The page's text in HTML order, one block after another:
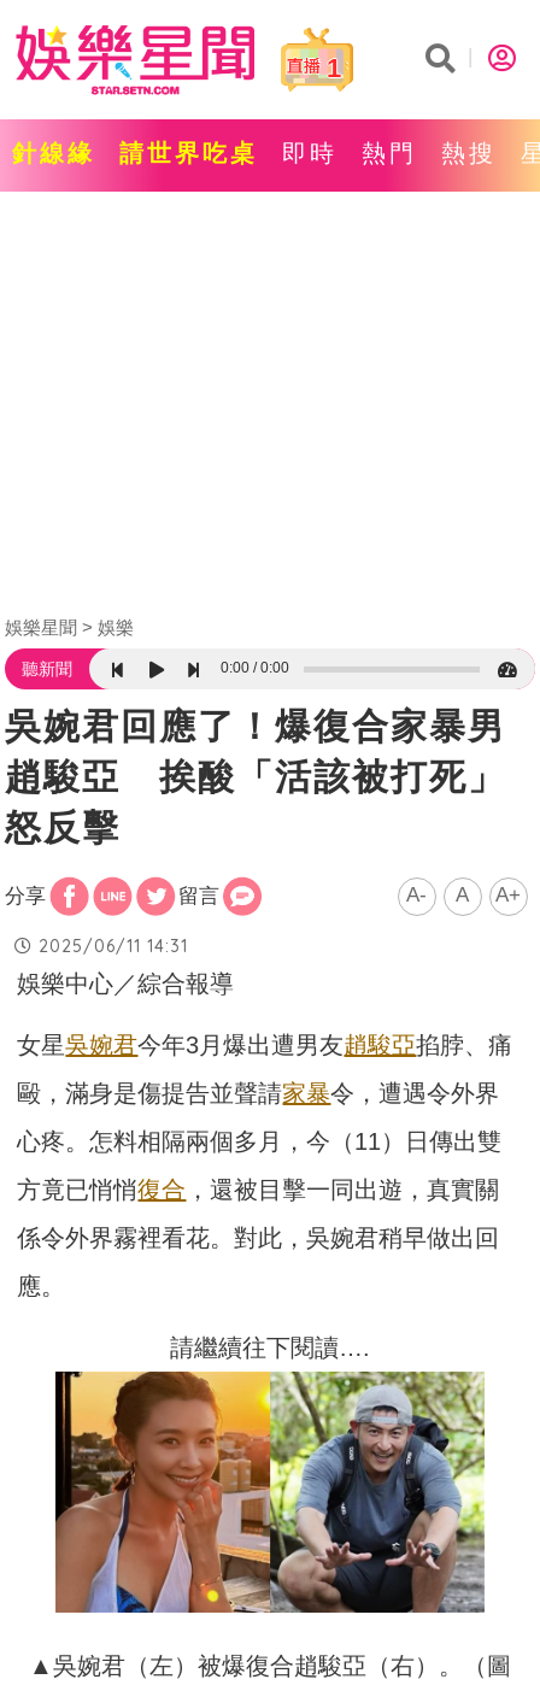
1
針線緣 請世界吃桌 即時 熱門 熱搜
娛樂星聞 娛樂
聽新聞 0:00 0:00
吳婉君回應了！爆復合家暴男
趙駿亞 挨酸「活該被打死」
怒反擊
分享 留言 A- A A+
2025/06/11 14:31
娛樂中心／綜合報導
女星吳婉君今年3月爆出遭男友趙駿亞掐脖、痛
毆，滿身是傷提告並聲請家暴令，遭遇令外界
心疼。怎料相隔兩個多月，今（11）日傳出雙
方竟已悄悄復合 ，還被目擊一同出遊，真實關
係令外界霧裡看花。對此，吳婉君稍早做出回
應。
請繼續往下閱讀….
▲吳婉君（左）被爆復合趙駿亞（右）。（圖